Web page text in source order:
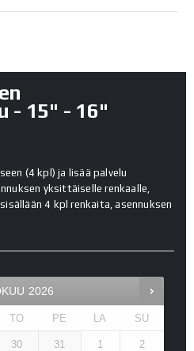
- 15" - 16"
(4 kpl) ja lisää palvelu
yksittäiselle renkaalle,
4 kpl renkaita, asennuksen
2026
TO PE LA SU
30 31 1 2